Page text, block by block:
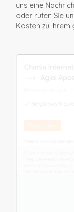
uns eine
oder rufen Sie
Kosten zu Ihrem